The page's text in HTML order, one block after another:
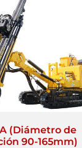
(Diámetro de
90-165mm)